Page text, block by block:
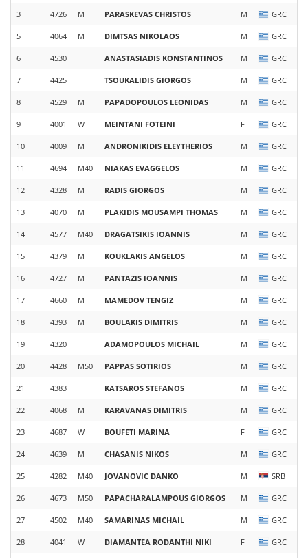
3 4726 M PARASKEVAS CHRISTOS M GRC
5 4064 M DIMTSAS NIKOLAOS M GRC
6 4530 ANASTASIADIS KONSTANTINOS M GRC
7 4425 TSOUKALIDIS GIORGOS M GRC
8 4529 M PAPADOPOULOS LEONIDAS M GRC
9 4001 W MEINTANI FOTEINI F GRC
10 4009 M ANDRONIKIDIS ELEYTHERIOS M GRC
11 4694 M40 NIAKAS EVAGGELOS M GRC
12 4328 M RADIS GIORGOS M GRC
13 4070 M PLAKIDIS MOUSAMPI THOMAS M GRC
14 4577 M40 DRAGATSIKIS IOANNIS M GRC
15 4379 M KOUKLAKIS ANGELOS M GRC
16 4727 M PANTAZIS IOANNIS M GRC
17 4660 M MAMEDOV TENGIZ M GRC
18 4393 M BOULAKIS DIMITRIS M GRC
19 4320 ADAMOPOULOS MICHAIL M GRC
20 4428 M50 PAPPAS SOTIRIOS M GRC
21 4383 KATSAROS STEFANOS M GRC
22 4068 M KARAVANAS DIMITRIS M GRC
23 4687 W BOUFETI MARINA F GRC
24 4639 M CHASANIS NIKOS M GRC
25 4282 M40 JOVANOVIC DANKO M SRB
26 4673 M50 PAPACHARALAMPOUS GIORGOS M GRC
27 4502 M40 SAMARINAS MICHAIL M GRC
28 4041 W DIAMANTEA RODANTHI NIKI F GRC